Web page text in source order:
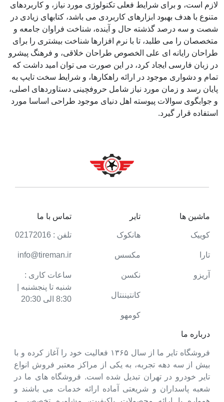
لازم است، و برای شرایط فعلی تکنولوژی مورد نیاز، و کاربردهای
متنوع با هدف بهبود ابزارهای کاربردی می باشد، کتابهای زیادی در
شصت و سه درصد گذشته حال و آینده، شناخت فراوان جامعه و
متخصصان را می طلبد، تا با نرم افزارها شناخت بیشتری را برای
طراحان رایانه ای علی الخصوص طراحان خلاقی، و فرهنگ پیشرو
در زبان فارسی ایجاد کرد، در این صورت می توان امید داشت که
تمام و دشواری موجود در ارائه راهکارها، و شرایط سخت تایپ به
پایان رسد و زمان مورد نیاز شامل حروفچینی دستاوردهای اصلی،
و جوابگوی سوالات پیوسته اهل دنیای موجود طراحی اساسا مورد
استفاده قرار گیرد.
درباره ما
فروشگاه تایر ما از سال ۱۳۶۵ فعالیت خود را آغاز کرده و با
بیش از سه دهه تجربه، به یکی از مراکز معتبر فروش انواع
تایر خودرو در تهران تبدیل شده است. فروشگاه های ما در
شعبه پاسداران و شریعتی آماده ارائه خدمات می باشند و
ماشین ها
کوییک
تارا
آریزو
تایر
هانکوک
مکسس
نکسن
کانتیننتال
کومهو
تماس با ما
تلفن : 02172016
info@tireman.ir
ساعات کاری :
شنبه تا پنجشنبه |
8:30 الی 20:30